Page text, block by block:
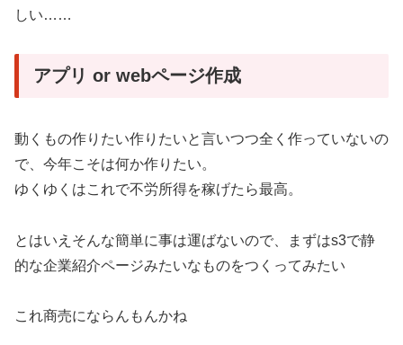
しい……
アプリ or webページ作成
動くもの作りたい作りたいと言いつつ全く作っていないの
で、今年こそは何か作りたい。
ゆくゆくはこれで不労所得を稼げたら最高。
とはいえそんな簡単に事は運ばないので、まずはs3で静
的な企業紹介ページみたいなものをつくってみたい
これ商売にならんもんかね